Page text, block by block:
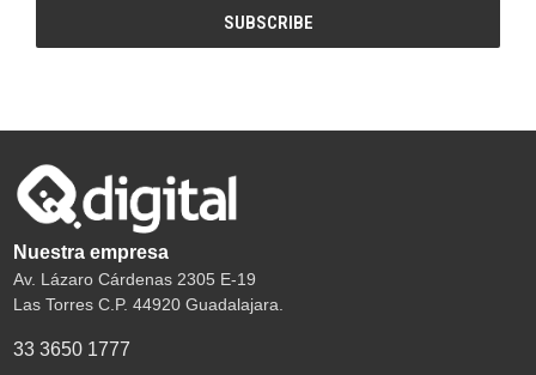
Nuestra empresa
Av. Lázaro Cárdenas 2305 E-19
Las Torres C.P. 44920 Guadalajara.
33 3650 1777